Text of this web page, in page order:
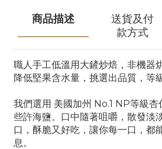
商品描述
送貨及付
款方式
職人手工低溫用大鏟炒焙，非機器
降低堅果含水量，挑選出品質，等
我們選用 美國加州 No.1 NP等級杏
些許海鹽。口中隨著咀嚼，散發淡
口，酥脆又好吃，讓你每一口，都
息。